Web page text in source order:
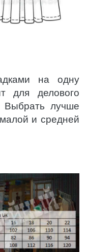
на одну
для делового
Выбрать лучше
и средней